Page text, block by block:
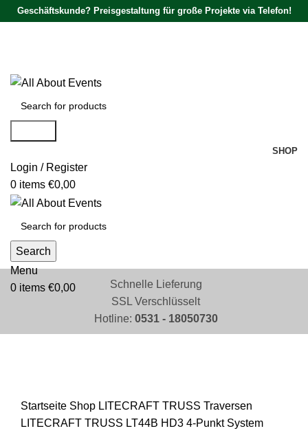
Geschäftskunde? Preisgestaltung für große Projekte via Telefon!
SHOP
Login / Register
0 items €0,00
Search
Menu
0 items €0,00
Schnelle Lieferung
SSL Verschlüsselt
Hotline: 0531 - 18050730
Startseite Shop LITECRAFT TRUSS Traversen
LITECRAFT TRUSS LT44B HD3 4-Punkt System